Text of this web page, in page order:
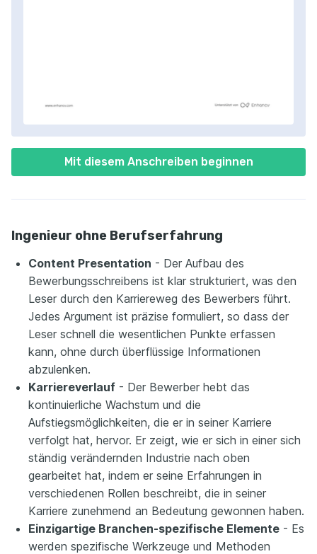
Mit diesem Anschreiben beginnen
Ingenieur ohne Berufserfahrung
Content Presentation - Der Aufbau des
Bewerbungsschreibens ist klar strukturiert, was den
Leser durch den Karriereweg des Bewerbers führt.
Jedes Argument ist präzise formuliert, so dass der
Leser schnell die wesentlichen Punkte erfassen
kann, ohne durch überflüssige Informationen
abzulenken.
Karriereverlauf - Der Bewerber hebt das
kontinuierliche Wachstum und die
Aufstiegsmöglichkeiten, die er in seiner Karriere
verfolgt hat, hervor. Er zeigt, wie er sich in einer sich
ständig verändernden Industrie nach oben
gearbeitet hat, indem er seine Erfahrungen in
verschiedenen Rollen beschreibt, die in seiner
Karriere zunehmend an Bedeutung gewonnen haben.
Einzigartige Branchen-spezifische Elemente - Es
werden spezifische Werkzeuge und Methoden